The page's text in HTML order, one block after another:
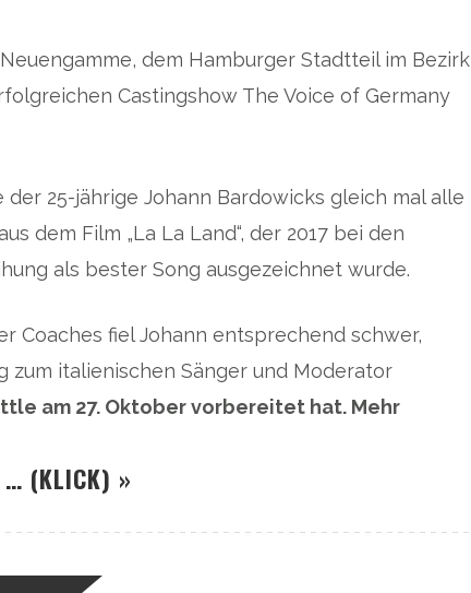
dem Hamburger Stadtteil im Bezirk
Castingshow The Voice of Germany
der 25-jährige Johann Bardowicks gleich mal alle
dem Film „La La Land“, der 2017 bei den
als bester Song ausgezeichnet wurde.
Coaches fiel Johann entsprechend schwer,
zum italienischen Sänger und Moderator
am 27. Oktober vorbereitet hat. Mehr
… (KLICK) »